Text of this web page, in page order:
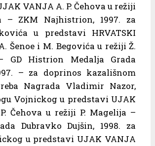
VANJA A. P. Čehova u režiji
– ZKM Najhistrion, 1997. za
u predstavi HRVATSKI
Šenoe i M. Begovića u režiji Ž.
GD Histrion Medalja Grada
– za doprinos kazališnom
Nagrada Vladimir Nazor,
Vojnickog u predstavi UJAK
Čehova u režiji P. Magelija –
Dubravko Dujšin, 1998. za
u predstavi UJAK VANJA